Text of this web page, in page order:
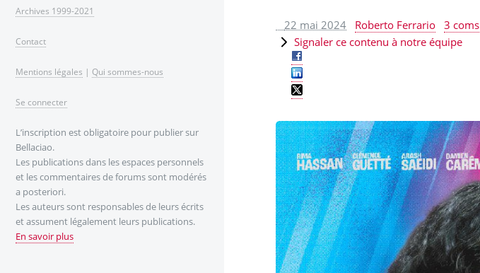
22 mai 2024 Roberto Ferrario
3 coms
Signaler ce contenu à notre équipe
Archives 1999-2021
Contact
Mentions légales | Qui sommes-nous
Se connecter
L’inscription est obligatoire pour publier sur
Bellaciao.
Les publications dans les espaces personnels
et les commentaires de forums sont modérés
a posteriori.
Les auteurs sont responsables de leurs écrits
et assument légalement leurs publications.
En savoir plus